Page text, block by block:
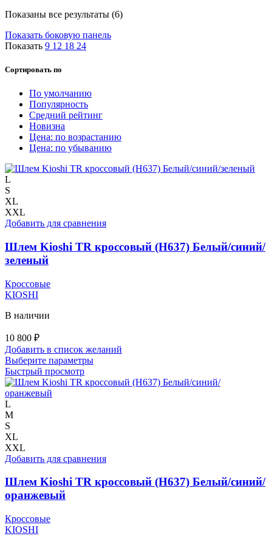
Показаны все результаты (6)
Показать боковую панель
Показать 9 12 18 24
Сортировать по
По умолчанию
Популярность
Средний рейтинг
Новизна
Цена: по возрастанию
Цена: по убыванию
L
S
XL
XXL
Добавить для сравнения
Шлем Kioshi TR кроссовый (H637) Белый/синий/
зеленый
Кроссовые
KIOSHI
В наличии
10 800 ₽
Добавить в список желаний
Выберите параметрыЭтот
имеет
странице
Быстрый просмотр
L
M
S
XL
XXL
Добавить для сравнения
Шлем Kioshi TR кроссовый (H637) Белый/синий/
оранжевый
Кроссовые
KIOSHI